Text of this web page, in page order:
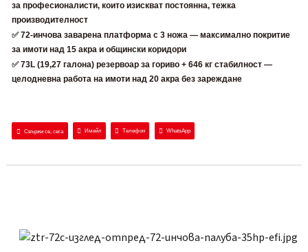
за професионалисти, които изискват постоянна, тежка
производителност
✅72-инчова заварена платформа с 3 ножа — максимално покритие
за имоти над 15 акра и общински коридори
✅73L (19,27 галона) резервоар за гориво + 646 кг стабилност —
целодневна работа на имоти над 20 акра без зареждане
Свържи се, сега Имейл Телефон WhatsApp